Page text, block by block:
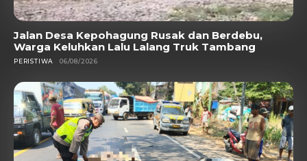
Jalan Desa Kepohagung Rusak dan Berdebu,
Warga Keluhkan Lalu Lalang Truk Tambang
PERISTIWA 06/08/2026